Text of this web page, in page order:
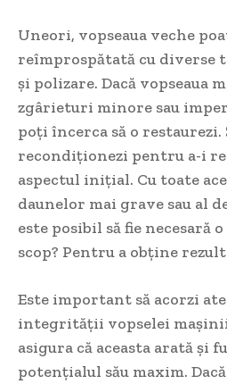
Uneori, vopseaua veche
reîmprospătată cu diverse
și polizare. Dacă vopseaua
zgârieturi minore sau
poți încerca să o restaurezi.
recondiționezi pentru a-i
aspectul inițial. Cu toate
daunelor mai grave sau al
este posibil să fie necesară
scop? Pentru a obține
Este important să acorzi
integrității vopselei
asigura că aceasta arată și
potențialul său maxim.